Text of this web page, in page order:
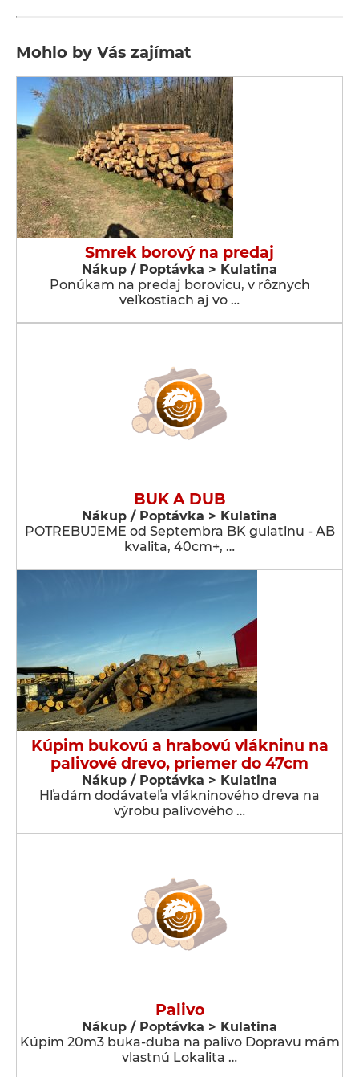
Mohlo by Vás zajímat
Smrek borový na predaj
Nákup / Poptávka > Kulatina
Ponúkam na predaj borovicu, v rôznych
veľkostiach aj vo …
BUK A DUB
Nákup / Poptávka > Kulatina
POTREBUJEME od Septembra BK gulatinu - AB
kvalita, 40cm+, …
Kúpim bukovú a hrabovú vlákninu na
palivové drevo, priemer do 47cm
Nákup / Poptávka > Kulatina
Hľadám dodávateľa vlákninového dreva na
výrobu palivového …
Palivo
Nákup / Poptávka > Kulatina
Kúpim 20m3 buka-duba na palivo Dopravu mám
vlastnú Lokalita …